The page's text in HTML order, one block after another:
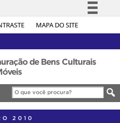
MAPA DO SITE
Simplifique!
Legislação
Canais
de Bens Culturais
2010